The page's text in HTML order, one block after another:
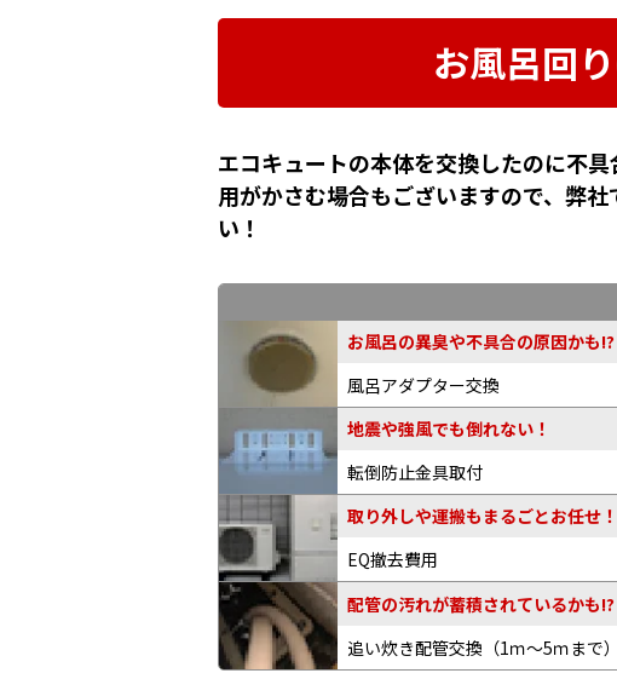
お風呂回
エコキュートの本体を交換したのに不
用がかさむ場合もございますので、弊
い！
お風呂の異臭や不具合の原因かも!?
風呂アダプター交換
地震や強風でも倒れない！
転倒防止金具取付
取り外しや運搬もまるごとお任せ！
EQ撤去費用
配管の汚れが蓄積されているかも!?
追い炊き配管交換 （1ｍ～5ｍまで）